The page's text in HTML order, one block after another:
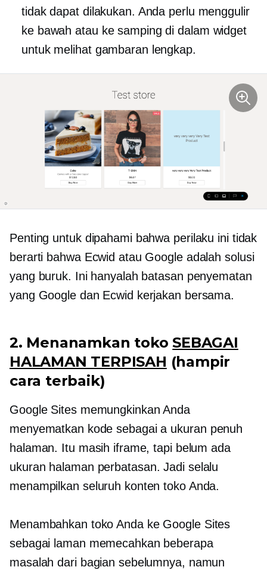
tidak dapat dilakukan. Anda perlu menggulir
ke bawah atau ke samping di dalam widget
untuk melihat gambaran lengkap.
Penting untuk dipahami bahwa perilaku ini tidak
berarti bahwa Ecwid atau Google adalah solusi
yang buruk. Ini hanyalah batasan penyematan
yang Google dan Ecwid kerjakan bersama.
2. Menanamkan tokoSEBAGAI
HALAMAN TERPISAH (hampir
cara terbaik)
Google Sites memungkinkan Anda
menyematkan kode sebagai a ukuran penuh
halaman. Itu masih iframe, tapi belum ada
ukuran halaman perbatasan. Jadi selalu
menampilkan seluruh konten toko Anda.
Menambahkan toko Anda ke Google Sites
sebagai laman memecahkan beberapa
masalah dari bagian sebelumnya, namun